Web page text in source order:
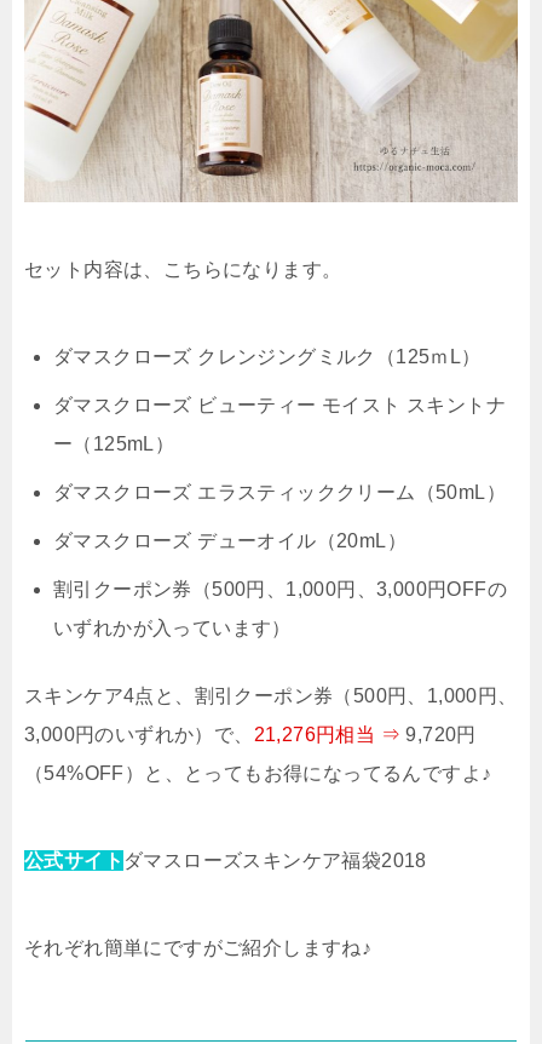
セット内容は、こちらになります。
ダマスクローズ クレンジングミルク（125ｍL）
ダマスクローズ ビューティー モイスト スキントナ
ー（125mL）
ダマスクローズ エラスティッククリーム（50mL）
ダマスクローズ デューオイル（20mL）
割引クーポン券（500円、1,000円、3,000円OFFの
いずれかが入っています）
スキンケア4点と、割引クーポン券（500円、1,000円、
3,000円のいずれか）で、 21,276円相当 ⇒ 9,720円
（54%OFF）
と、とってもお得になってるんですよ♪
公式サイト ダマスローズスキンケア福袋2018
それぞれ簡単にですがご紹介しますね♪